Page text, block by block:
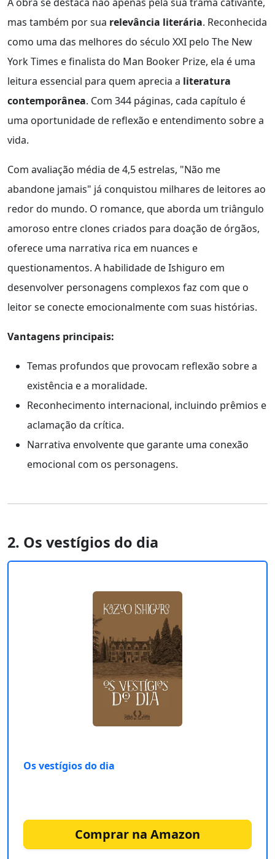
mas também por sua relevância literária. Reconhecida
como uma das melhores do século XXI pelo The New
York Times e finalista do Man Booker Prize, ela é uma
leitura essencial para quem aprecia a literatura
contemporânea. Com 344 páginas, cada capítulo é
uma oportunidade de reflexão e entendimento sobre a
vida.
Com avaliação média de 4,5 estrelas, "Não me
abandone jamais" já conquistou milhares de leitores ao
redor do mundo. O romance, que aborda um triângulo
amoroso entre clones criados para doação de órgãos,
oferece uma narrativa rica em nuances e
questionamentos. A habilidade de Ishiguro em
desenvolver personagens complexos faz com que o
leitor se conecte emocionalmente com suas histórias.
Vantagens principais:
Temas profundos que provocam reflexão sobre a
existência e a moralidade.
Reconhecimento internacional, incluindo prêmios e
aclamação da crítica.
Narrativa envolvente que garante uma conexão
emocional com os personagens.
2. Os vestígios do dia
Os vestígios do dia
Comprar na Amazon